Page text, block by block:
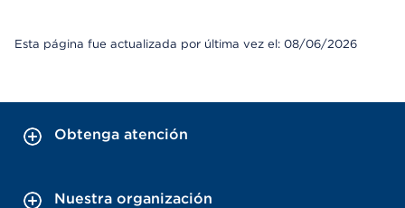
Esta página fue actualizada por última vez el: 08/06/2026
Obtenga atención
Nuestra organización